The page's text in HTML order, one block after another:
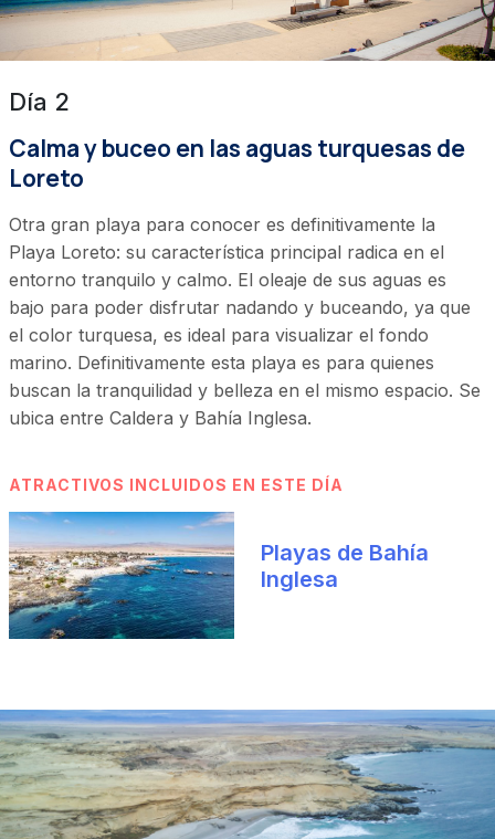
Día 2
Calma y buceo en las aguas turquesas de
Loreto
Otra gran playa para conocer es definitivamente la
Playa Loreto: su característica principal radica en el
entorno tranquilo y calmo. El oleaje de sus aguas es
bajo para poder disfrutar nadando y buceando, ya que
el color turquesa, es ideal para visualizar el fondo
marino. Definitivamente esta playa es para quienes
buscan la tranquilidad y belleza en el mismo espacio. Se
ubica entre Caldera y Bahía Inglesa.
ATRACTIVOS INCLUIDOS EN ESTE DÍA
Playas de Bahía
Inglesa